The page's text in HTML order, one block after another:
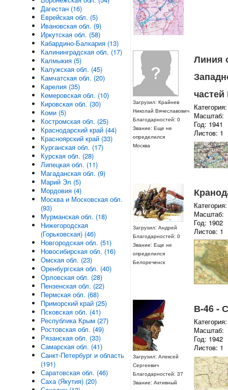
Загрузил: Крайнев
Николай Вячеславович
Благодарностей: 0
Звание: Еще не
определился
Москва
Линия
Масштаб:
Год: 1941
Листов: 1
Загрузил: Андрей
Благодарностей: 0
Звание: Еще не
определился
Белореченск
Масштаб:
Год: 1902
Листов: 1
Загрузил: Алексей
Сергеевич
Благодарностей: 37
Звание: Активный
В-46 -
Масштаб:
Год: 1942
Листов: 1
Дагестан (16)
Еврейская обл. (5)
Ивановская обл. (9)
Иркутская обл. (58)
Кабардино-Балкария (13)
Калининградская обл. (17)
Калмыкия (5)
Калужская обл. (45)
Камчатская обл. (20)
Карелия (35)
Кемеровская обл. (10)
Кировская обл. (30)
Коми (5)
Костромская обл. (25)
Краснодарский край (44)
Красноярский край (33)
Курганская обл. (17)
Курская обл. (28)
Липецкая обл. (11)
Магаданская обл. (9)
Марий Эл (5)
Мордовия (4)
Москва и Московская обл.
(93)
Мурманская обл. (18)
Нижегородская
(Горьковская) (46)
Новгородская обл. (51)
Новосибирская обл. (16)
Омская обл. (23)
Оренбургская обл. (40)
Орловская обл. (28)
Пензенская обл. (22)
Пермская обл. (68)
Приморский край (25)
Псковская обл. (41)
Республика Крым (27)
Ростовская обл. (49)
Рязанская обл. (33)
Самарская обл. (41)
Санкт-Петербург и область
(191)
Саратовская обл. (46)
Саха (Якутия) (20)